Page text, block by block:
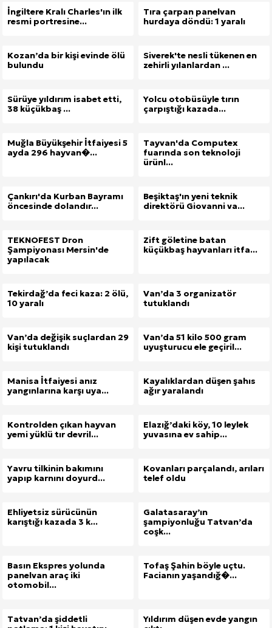
İngiltere Kralı Charles'ın ilk
resmi portresine...
Tıra çarpan panelvan
hurdaya döndü: 1 yaralı
Kozan’da bir kişi evinde ölü
bulundu
Siverek'te nesli tükenen en
zehirli yılanlardan ...
Sürüye yıldırım isabet etti,
38 küçükbaş ...
Yolcu otobüsüyle tırın
çarpıştığı kazada...
Muğla Büyükşehir İtfaiyesi 5
ayda 296 hayvan�...
Tayvan'da Computex
fuarında son teknoloji
ürünl...
Çankırı'da Kurban Bayramı
öncesinde dolandır...
Beşiktaş'ın yeni teknik
direktörü Giovanni va...
TEKNOFEST Dron
Şampiyonası Mersin'de
yapılacak
Zift göletine batan
küçükbaş hayvanları itfa...
Tekirdağ’da feci kaza: 2 ölü,
10 yaralı
Van’da 3 organizatör
tutuklandı
Van’da değişik suçlardan 29
kişi tutuklandı
Van’da 51 kilo 500 gram
uyuşturucu ele geçiril...
Manisa İtfaiyesi anız
yangınlarına karşı uya...
Kayalıklardan düşen şahıs
ağır yaralandı
Kontrolden çıkan hayvan
yemi yüklü tır devril...
Elazığ’daki köy, 10 leylek
yuvasına ev sahip...
Yavru tilkinin bakımını
yapıp karnını doyurd...
Kovanları parçalandı, arıları
telef oldu
Ehliyetsiz sürücünün
karıştığı kazada 3 k...
Galatasaray’ın
şampiyonluğu Tatvan’da
coşk...
Basın Ekspres yolunda
panelvan araç iki
otomobil...
Tofaş Şahin böyle uçtu.
Facianın yaşandığ�...
Tatvan’da şiddetli
Yıldırım düşen evde yangın